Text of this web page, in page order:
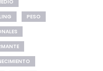
PESO